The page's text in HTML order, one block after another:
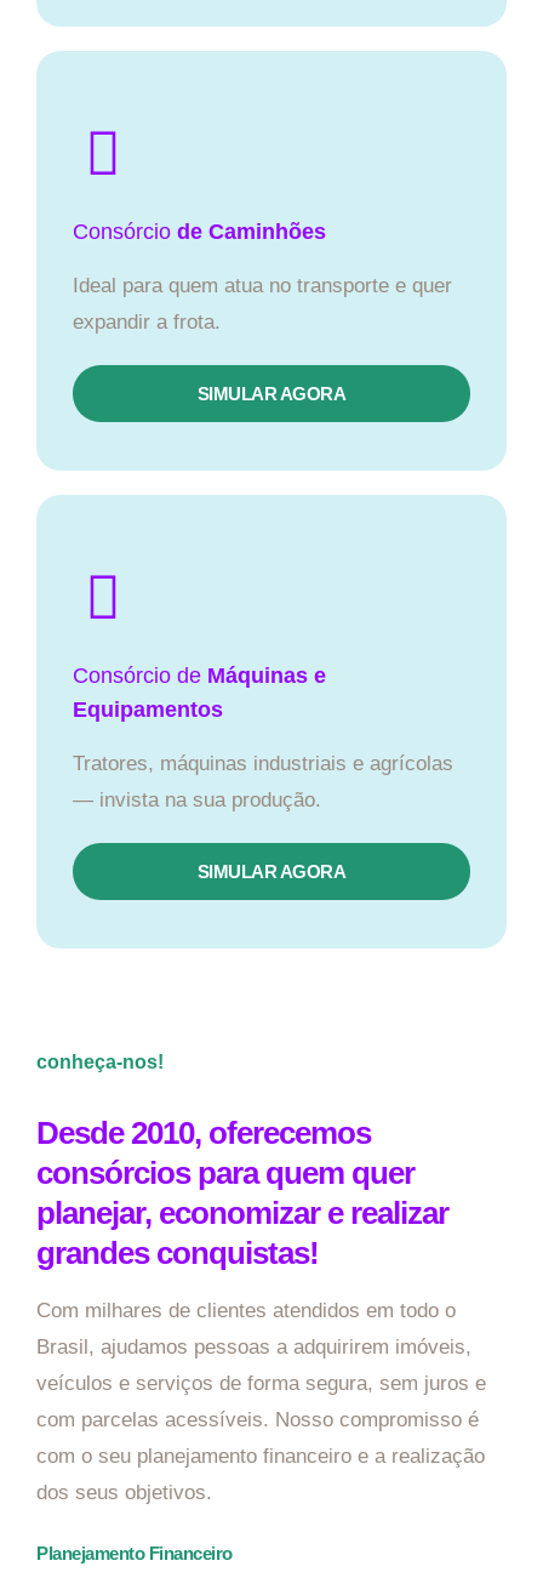
Consórcio de Caminhões
Ideal para quem atua no transporte e quer
expandir a frota.
SIMULAR AGORA
Consórcio de Máquinas e
Equipamentos
Tratores, máquinas industriais e agrícolas
— invista na sua produção.
SIMULAR AGORA
conheça-nos!
Desde 2010, oferecemos
consórcios para quem quer
planejar, economizar e realizar
grandes conquistas!
Com milhares de clientes atendidos em todo o
Brasil, ajudamos pessoas a adquirirem imóveis,
veículos e serviços de forma segura, sem juros e
com parcelas acessíveis. Nosso compromisso é
com o seu planejamento financeiro e a realização
dos seus objetivos.
Planejamento Financeiro